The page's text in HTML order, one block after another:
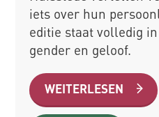
iets over hun
editie staat volledig
gender en geloof.
WEITERLESEN